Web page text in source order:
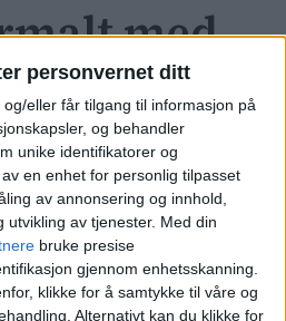
personvernet ditt
eller får tilgang til informasjon på
og behandler
unike identifikatorer og
en enhet for personlig tilpasset
av annonsering og innhold,
av tjenester. Med din
bruke presise
gjennom enhetsskanning.
klikke for å samtykke til våre og
Alternativt kan du klikke for
med
skrev Dagbladet at det
i ettertid har oppstått
slås fast at
av at det var
på Grünerløkka på